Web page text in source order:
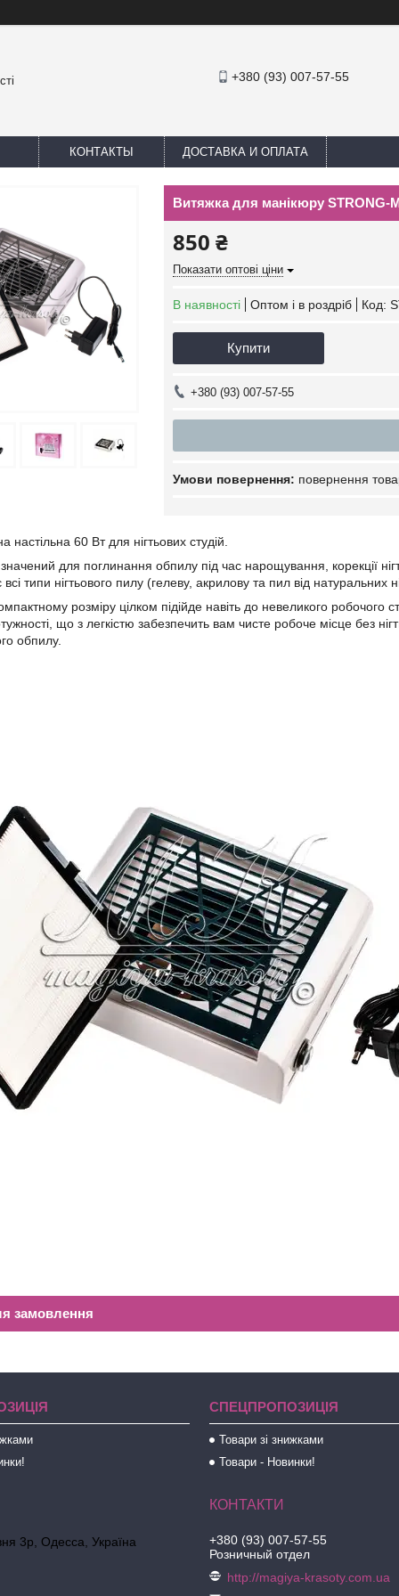
+380 (93) 007-57-55
КОНТАКТЫ ДОСТАВКА И ОПЛАТА
Витяжка для манікюру STRONG-
850 ₴
Показати оптові ціни
В наявності Оптом і в роздріб Код:
Купити
+380 (93) 007-57-55
повернення
настільна 60 Вт для нігтьових студій.
для поглинання обпилу під час нарощування, корекції
типи нігтьового пилу (гелеву, акрилову та пил від натуральних
розміру цілком підійде навіть до невеликого
що з легкістю забезпечить вам чисте робоче місце без
обпилу.
замовлення
СПЕЦПРОПОЗИЦІЯ
Товари зі знижками
Товари - Новинки!
3р, Одесса, Україна
+380 (93) 007-57-55
Розничный отдел
http://magiya-krasoty.com.ua